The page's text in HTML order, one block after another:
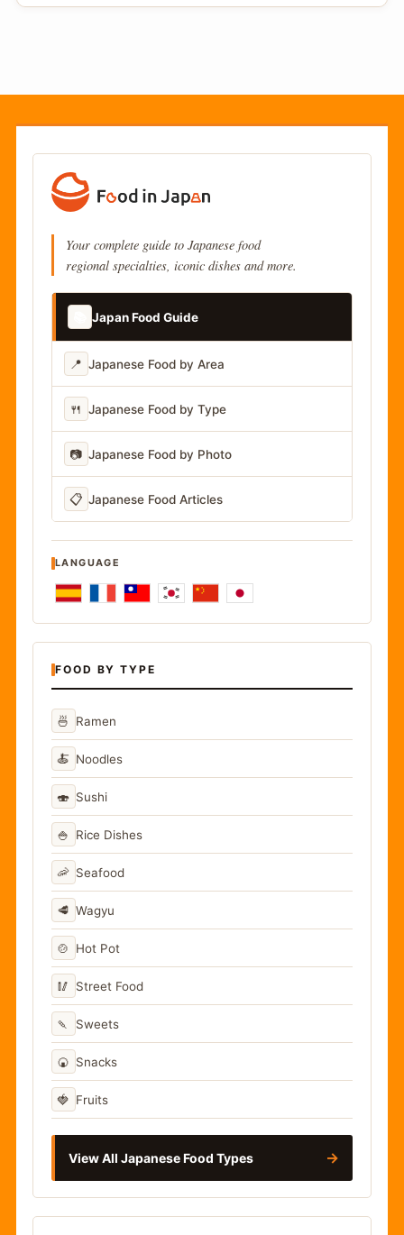
Your complete guide to Japanese food
regional specialties, iconic dishes and more.
Japan Food Guide
📍 Japanese Food by Area
🍴 Japanese Food by Type
📷 Japanese Food by Photo
📋 Japanese Food Articles
LANGUAGE
FOOD BY TYPE
🍜 Ramen
🍝 Noodles
🍣 Sushi
🍚 Rice Dishes
🦐 Seafood
🥩 Wagyu
🍲 Hot Pot
🥢 Street Food
🍡 Sweets
🍘 Snacks
🍓 Fruits
View All Japanese Food Types →